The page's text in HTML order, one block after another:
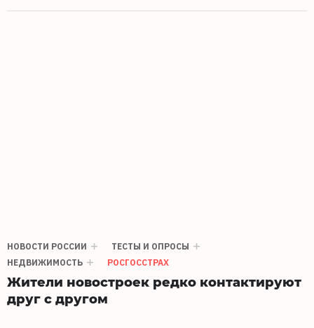
НОВОСТИ РОССИИ
ТЕСТЫ И ОПРОСЫ
НЕДВИЖИМОСТЬ
РОСГОССТРАХ
Жители новостроек редко контактируют
друг с другом